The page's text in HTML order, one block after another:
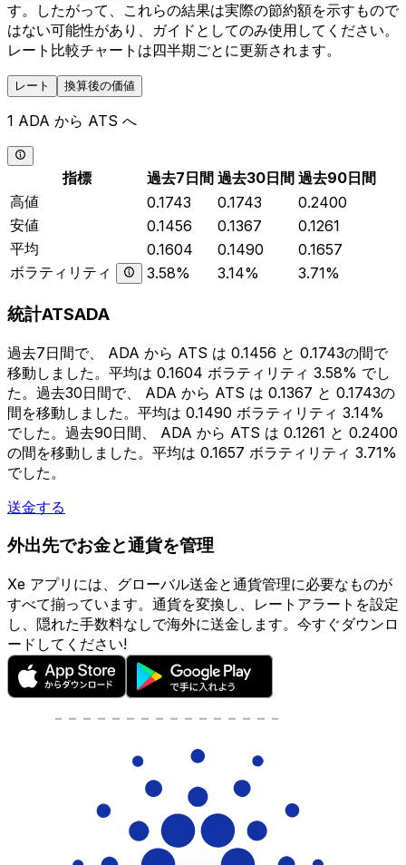
す。したがって、これらの結果は実際の節約額を示すもので
はない可能性があり、ガイドとしてのみ使用してください。
レート比較チャートは四半期ごとに更新されます。
レート 換算後の価値
1 ADA から ATS へ
指標 過去7日間 過去30日間 過去90日間
高値
0.1743 0.1743
0.2400
安値
0.1456 0.1367
0.1261
平均
0.1604 0.1490
0.1657
ボラティリティ
3.58% 3.14% 3.71%
統計ATSADA
過去7日間で、 ADA から ATS は 0.1456 と 0.1743の間で
移動しました。平均は 0.1604 ボラティリティ 3.58% でし
た。過去30日間で、 ADA から ATS は 0.1367 と 0.1743の
間を移動しました。平均は 0.1490 ボラティリティ 3.14%
でした。過去90日間、 ADA から ATS は 0.1261 と 0.2400
の間を移動しました。平均は 0.1657 ボラティリティ 3.71%
でした。
送金する
外出先でお金と通貨を管理
Xe アプリには、グローバル送金と通貨管理に必要なものが
すべて揃っています。通貨を変換し、レートアラートを設定
し、隠れた手数料なしで海外に送金します。今すぐダウンロ
ードしてください!